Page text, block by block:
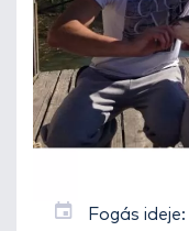
Fogás ideje: